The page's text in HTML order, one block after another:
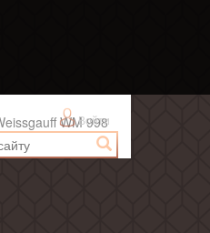
Войти
WM 998